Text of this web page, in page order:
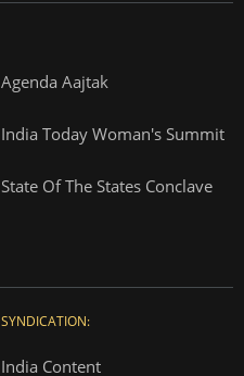
Agenda Aajtak
India Today Woman's Summit
State Of The States Conclave
SYNDICATION:
India Content